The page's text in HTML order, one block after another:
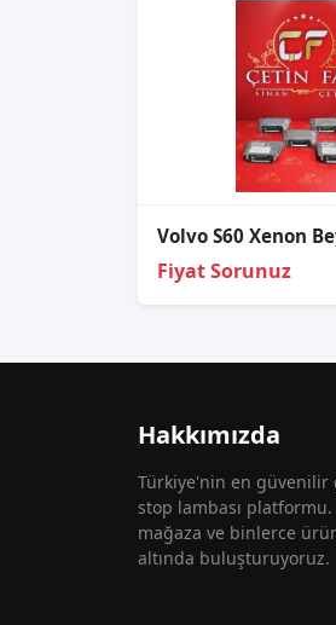
Fiyat Sorunuz
Hakkımızda
Türkiye'nin en güvenilir
stop lambası
mağaza ve binlerce
altında buluşturuyoruz.